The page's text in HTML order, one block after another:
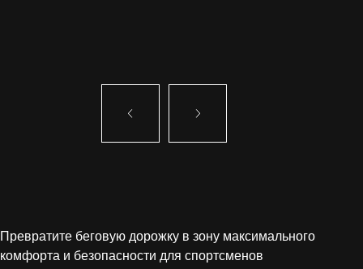
Превратите беговую дорожку в зону максимального
комфорта и безопасности для спортсменов